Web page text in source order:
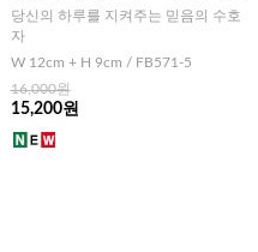
사+기도문(이태리)
당신의 하루를 지켜주는 믿음의 수호
자
W 12cm + H 9cm / FB571-5
16,000원
15,200원